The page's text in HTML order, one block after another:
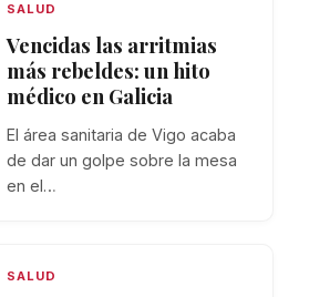
SALUD
Vencidas las arritmias
más rebeldes: un hito
médico en Galicia
El área sanitaria de Vigo acaba
de dar un golpe sobre la mesa
en el…
SALUD